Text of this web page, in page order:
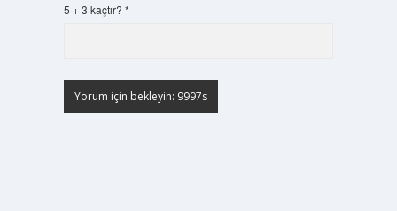
5 + 3 kaçtır? *